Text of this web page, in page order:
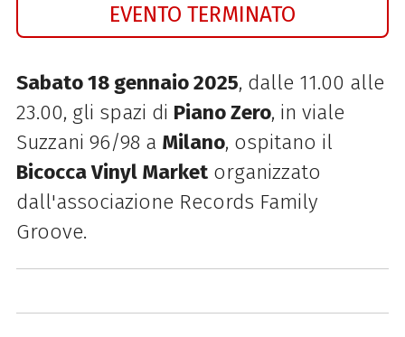
EVENTO TERMINATO
Sabato 18 gennaio 2025, dalle 11.00 alle
23.00, gli spazi di Piano Zero, in viale
Suzzani 96/98 a Milano, ospitano il
Bicocca Vinyl Marketorganizzato
dall'associazione Records Family
Groove.